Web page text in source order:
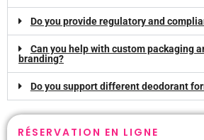
Do you provide regulatory and
Can you help with custom packaging
branding?
Do you support different deodorant
RÉSERVATION EN LIGNE